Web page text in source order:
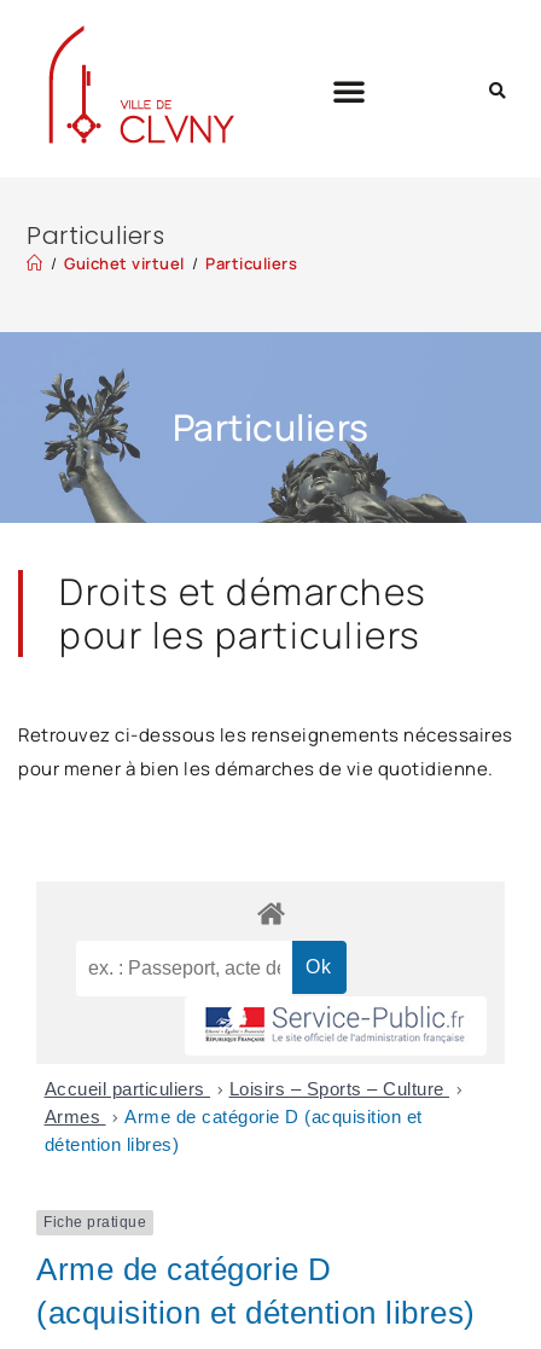
Particuliers
/ Guichet virtuel / Particuliers
Particuliers
Droits et démarches
pour les particuliers
Retrouvez ci-dessous les renseignements nécessaires
pour mener à bien les démarches de vie quotidienne.
Accueil particuliers > Loisirs – Sports – Culture >
Armes > Arme de catégorie D (acquisition et
détention libres)
Fiche pratique
Arme de catégorie D
(acquisition et détention libres)